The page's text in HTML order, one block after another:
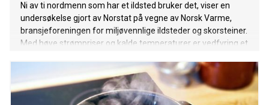
Ni av ti nordmenn som har et ildsted bruker det, viser en
undersøkelse gjort av Norstat på vegne av Norsk Varme,
bransjeforeningen for miljøvennlige ildsteder og skorsteiner.
Med høye strømpriser og kalde temperaturer er vedfyring et
en av fem nordmenn har vedfyring som
hovedoppvarmingskilde.